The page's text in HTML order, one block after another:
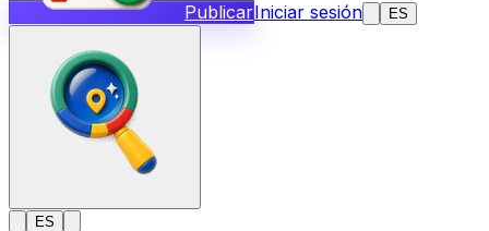
PublicarIniciar sesión ES
ES